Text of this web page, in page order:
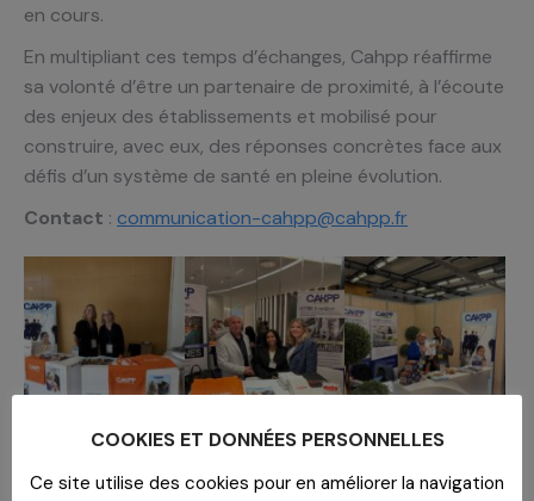
en cours.
En multipliant ces temps d’échanges, Cahpp réaffirme
sa volonté d’être un partenaire de proximité, à l’écoute
des enjeux des établissements et mobilisé pour
construire, avec eux, des réponses concrètes face aux
défis d’un système de santé en pleine évolution.
Contact : communication-cahpp@cahpp.fr
COOKIES ET DONNÉES PERSONNELLES
Ce site utilise des cookies pour en améliorer la navigation